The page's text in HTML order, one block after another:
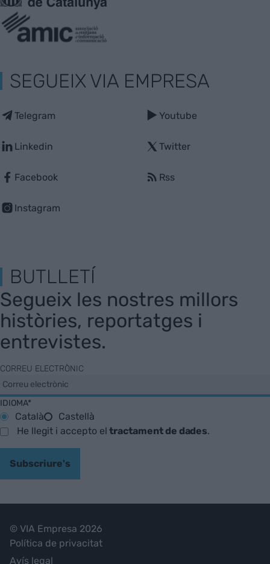
SEGUEIX VIA EMPRESA
Telegram
Linkedin
Facebook
Instagram
Youtube
Twitter
Rss
BUTLLETÍ
Segueix les nostres millors
històries, reportatges i
entrevistes.
CORREU ELECTRÒNIC
IDIOMA*
Català
Castellà
He llegit i accepto eltractament de dades.
Subscriure's
© VIA Empresa 2026
Política de privacitat
Avís legal